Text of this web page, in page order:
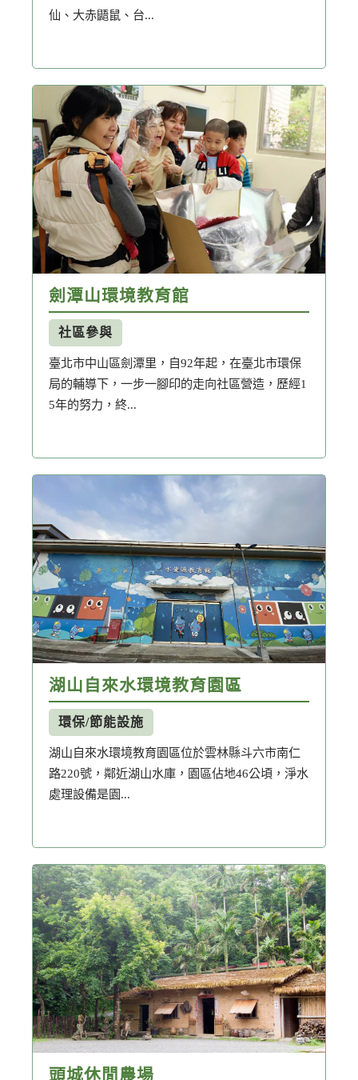
仙、大赤鼯鼠、台...
劍潭山環境教育館
社區參與
臺北市中山區劍潭里，自92年起，在臺北市環保
局的輔導下，一步一腳印的走向社區營造，歷經1
5年的努力，終...
湖山自來水環境教育園區
環保/節能設施
湖山自來水環境教育園區位於雲林縣斗六市南仁
路220號，鄰近湖山水庫，園區佔地46公頃，淨水
處理設備是園...
頭城休閒農場